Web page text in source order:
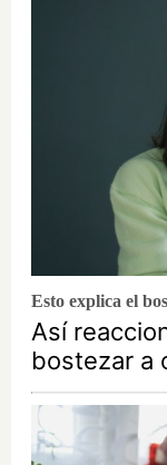
Esto explica el
Así
bostezar a